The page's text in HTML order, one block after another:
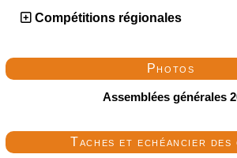
Compétitions régionales
Photos
Assemblées générales
Taches et echéancier des